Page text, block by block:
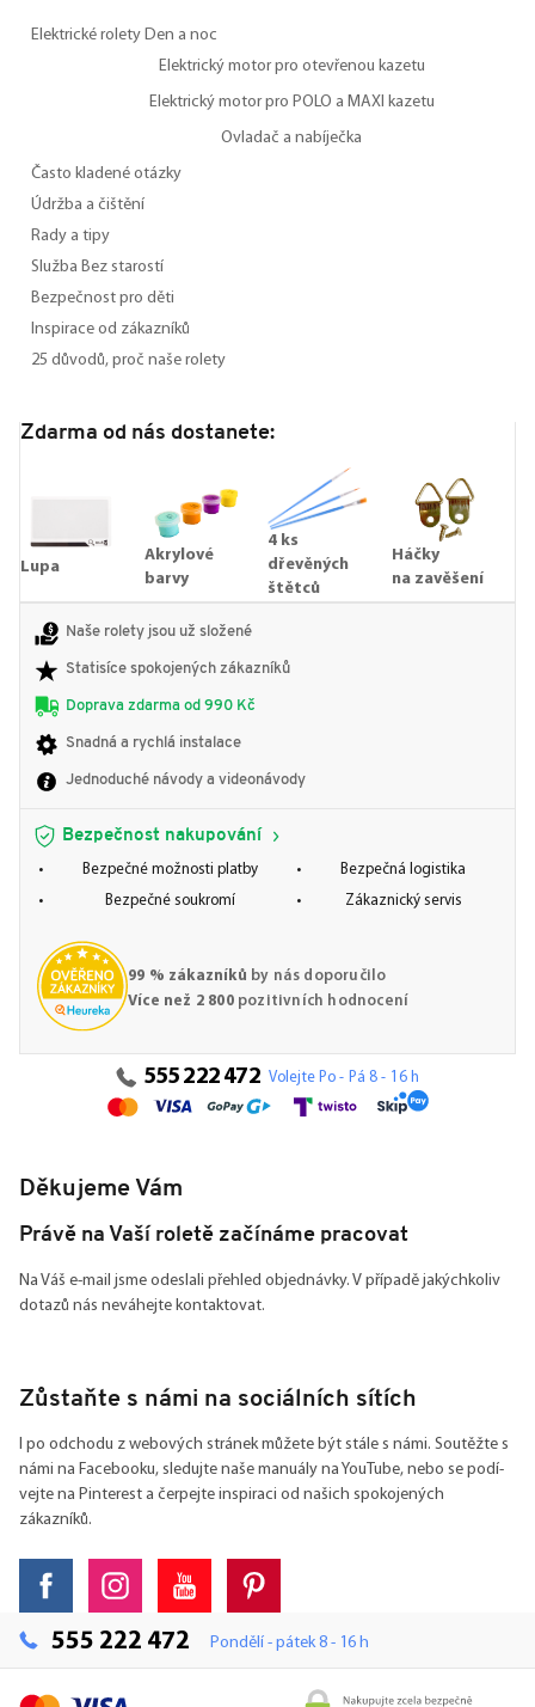
Elektrické rolety Den a noc
Elektrický motor pro otevřenou kazetu
Elektrický motor pro POLO a MAXI kazetu
Ovladač a nabíječka
Často kladené otázky
Údržba a čištění
Rady a tipy
Služba Bez starostí
Bezpečnost pro děti
Inspirace od zákazníků
25 důvodů, proč naše rolety
Zdarma od nás dostanete:
Lupa
Akrylové
barvy
4 ks
dřevěných
štětců
Háčky
na zavěšení
Naše rolety jsou už složené
Statisíce spokojených zákazníků
Doprava zdarma od 990 Kč
Snadná a rychlá instalace
Jednoduché návody a videonávody
Bezpečnost nakupování
Bezpečné možnosti platby
Bezpečná logistika
Bezpečné soukromí
Zákaznický servis
99 % zákazníků by nás doporučilo
Více než 2 800pozitivních hodnocení
555 222 472 Volejte Po - Pá 8 - 16 h
Děkujeme Vám
Právě na Vaší roletě začínáme pracovat
Na Váš e-mail jsme odeslali přehled objednávky. V případě jakýchkoliv
dotazů nás neváhejte kontaktovat.
Zůstaňte s námi na sociálních sítích
I po odchodu z webových stránek můžete být stále s námi. Soutěžte s
námi na Facebooku, sledujte naše manuály na YouTube, nebo se podí-
vejte na Pinterest a čerpejte inspiraci od našich spokojených
zákazníků.
555 222 472 Pondělí - pátek 8 - 16 h